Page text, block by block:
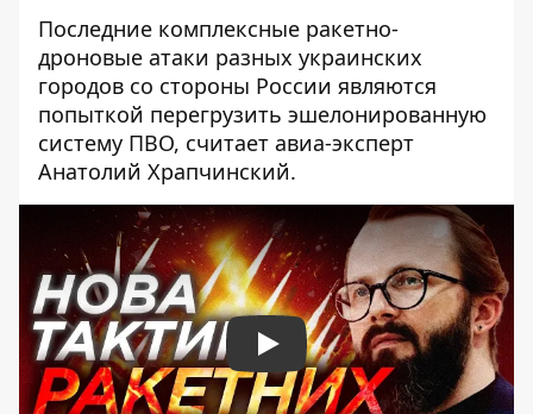
Последние комплексные ракетно-
дроновые атаки разных украинских
городов со стороны России являются
попыткой перегрузить эшелонированную
систему ПВО, считает авиа-эксперт
Анатолий Храпчинский.
Play